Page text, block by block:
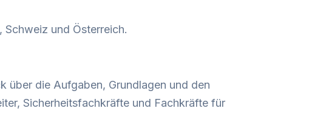
und Österreich.
über die Aufgaben, Grundlagen und den
Sicherheitsfachkräfte und Fachkräfte für